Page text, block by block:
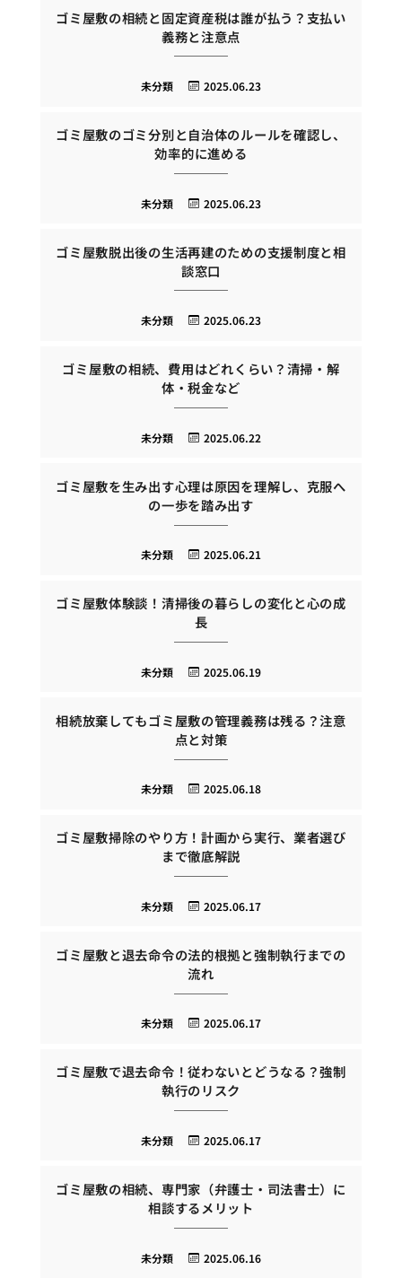
ゴミ屋敷の相続と固定資産税は誰が払う？支払い
義務と注意点
2025.06.23
未分類
ゴミ屋敷のゴミ分別と自治体のルールを確認し、
効率的に進める
2025.06.23
未分類
ゴミ屋敷脱出後の生活再建のための支援制度と相
談窓口
2025.06.23
未分類
ゴミ屋敷の相続、費用はどれくらい？清掃・解
体・税金など
2025.06.22
未分類
ゴミ屋敷を生み出す心理は原因を理解し、克服へ
の一歩を踏み出す
2025.06.21
未分類
ゴミ屋敷体験談！清掃後の暮らしの変化と心の成
長
2025.06.19
未分類
相続放棄してもゴミ屋敷の管理義務は残る？注意
点と対策
2025.06.18
未分類
ゴミ屋敷掃除のやり方！計画から実行、業者選び
まで徹底解説
2025.06.17
未分類
ゴミ屋敷と退去命令の法的根拠と強制執行までの
流れ
2025.06.17
未分類
ゴミ屋敷で退去命令！従わないとどうなる？強制
執行のリスク
2025.06.17
未分類
ゴミ屋敷の相続、専門家（弁護士・司法書士）に
相談するメリット
2025.06.16
未分類